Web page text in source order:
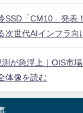
SSD「CM10」発表
次世代AIインフラ向
が急浮上｜OIS市
体像を読む